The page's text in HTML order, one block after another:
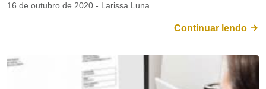
16 de outubro de 2020 - Larissa Luna
Continuar lendo